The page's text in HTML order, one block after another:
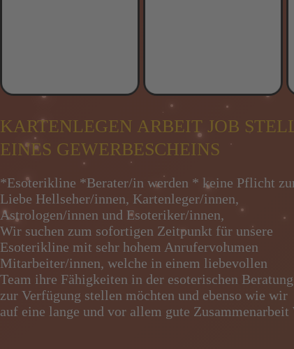
KARTENLEGEN ARBEIT JOB
EINES GEWERBESCHEINS
*Esoterikline *Berater/in werden * keine Pflicht
Liebe Hellseher/innen, Kartenleger/innen,
Astrologen/innen und Esoteriker/innen,
Wir suchen zum sofortigen Zeitpunkt für unsere
Esoterikline mit sehr hohem Anrufervolumen
Mitarbeiter/innen, welche in einem liebevollen
Team ihre Fähigkeiten in der esoterischen Beratung
zur Verfügung stellen möchten und ebenso wie wir
auf eine lange und vor allem gute Zusammenarbeit